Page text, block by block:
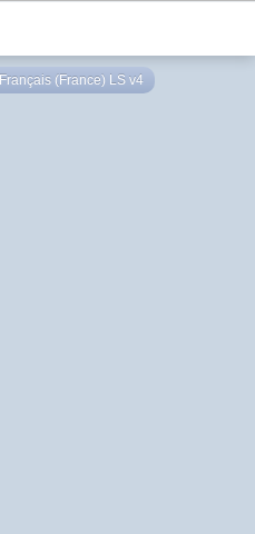
Français (France) LS v4